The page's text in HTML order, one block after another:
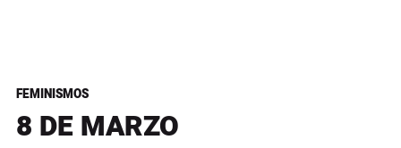
FEMINISMOS
8 DE MARZO